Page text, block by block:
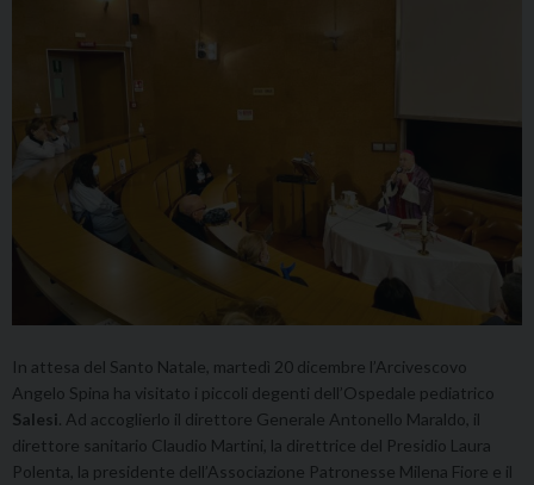
In attesa del Santo Natale, martedì 20 dicembre l’Arcivescovo
Angelo Spina ha visitato i piccoli degenti dell’Ospedale pediatrico
Salesi . Ad accoglierlo il direttore Generale Antonello Maraldo, il
direttore sanitario Claudio Martini, la direttrice del Presidio Laura
Polenta, la presidente dell’Associazione Patronesse Milena Fiore e il